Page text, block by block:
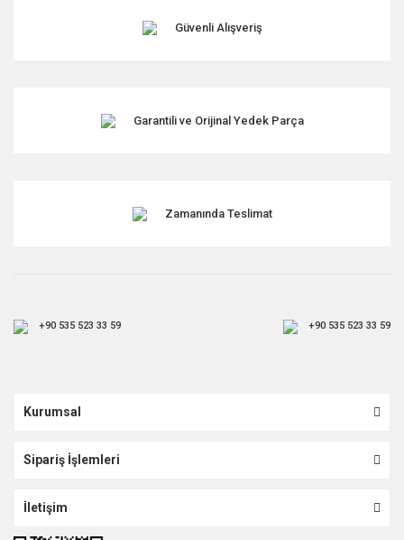
Ürün fiyatı diğer sitelerden daha pahalı.
Güvenli Alışveriş
Garantili ve Orijinal Yedek Parça
Zamanında Teslimat
+90 535 523 33 59 +90 535 523 33 59
Kurumsal
Sipariş İşlemleri
İletişim